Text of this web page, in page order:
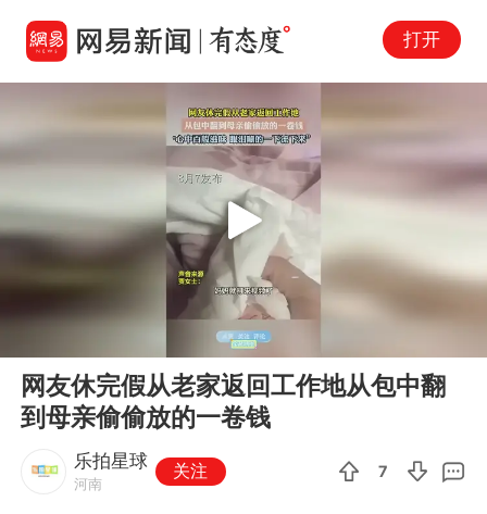
打开
Play
网友休完假从老家返回工作地从包中翻
到母亲偷偷放的一卷钱
乐拍星球
河南
关注 7